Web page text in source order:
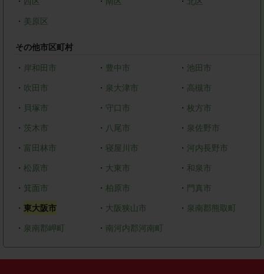
・ 美原区
その他市区町村
・ 岸和田市 ・ 豊中市 ・ 池田市
・ 吹田市 ・ 泉大津市 ・ 高槻市
・ 貝塚市 ・ 守口市 ・枚方市
・ 茨木市 ・ 八尾市 ・ 泉佐野市
・ 富田林市 ・ 寝屋川市 ・ 河内長野市
・ 松原市 ・ 大東市 ・ 和泉市
・ 箕面市 ・ 柏原市 ・ 門真市
・ 東大阪市 ・ 大阪狭山市 ・ 泉南郡熊取町
・ 泉南郡岬町 ・ 南河内郡河南町